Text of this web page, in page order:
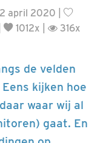
april 2020 |
1012x | 316x
de velden
kijken hoe
waar wij al
gaat. En